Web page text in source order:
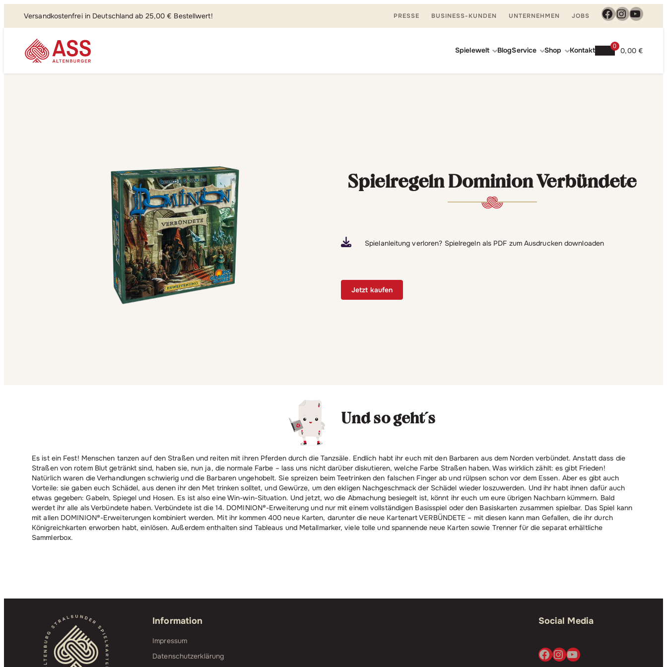
Versandkostenfrei in Deutschland ab 25,00 € Bestellwert! PRESSE BUSINESS-KUNDEN UNTERNEHMEN JOBS Facebook
Spielewelt BlogService Shop Kontakt 0
0,00 €
Spielregeln Dominion Verbündete
Spielanleitung verloren? Spielregeln als PDF zum Ausdrucken downloaden
Jetzt kaufen
Und so geht´s
Es ist ein Fest! Menschen tanzen auf den Straßen und reiten mit ihren Pferden durch die Tanzsäle. Endlich habt ihr euch mit den Barbaren aus dem Norden verbündet. Anstatt dass die
Straßen von rotem Blut getränkt sind, haben sie, nun ja, die normale Farbe – lass uns nicht darüber diskutieren, welche Farbe Straßen haben. Was wirklich zählt: es gibt Frieden!
Natürlich waren die Verhandlungen schwierig und die Barbaren ungehobelt. Sie spreizen beim Teetrinken den falschen Finger ab und rülpsen schon vor dem Essen. Aber es gibt auch
Vorteile: sie gaben euch Schädel, aus denen ihr den Met trinken solltet, und Gewürze, um den ekligen Nachgeschmack der Schädel wieder loszuwerden. Und ihr habt ihnen dafür auch
etwas gegeben: Gabeln, Spiegel und Hosen. Es ist also eine Win-win-Situation. Und jetzt, wo die Abmachung besiegelt ist, könnt ihr euch um eure übrigen Nachbarn kümmern. Bald
werdet ihr alle als Verbündete haben. Verbündete ist die 14. DOMINION®-Erweiterung und nur mit einem vollständigen Basisspiel oder den Basiskarten zusammen spielbar. Das Spiel kann
mit allen DOMINION®-Erweiterungen kombiniert werden. Mit ihr kommen 400 neue Karten, darunter die neue Kartenart VERBÜNDETE – mit diesen kann man Gefallen, die ihr durch
Königreichkarten erworben habt, einlösen. Außerdem enthalten sind Tableaus und Metallmarker, viele tolle und spannende neue Karten sowie Trenner für die separat erhältliche
Sammlerbox.
Information
Impressum
Datenschutzerklärung
Social Media
Facebook
Instagram
YouTube